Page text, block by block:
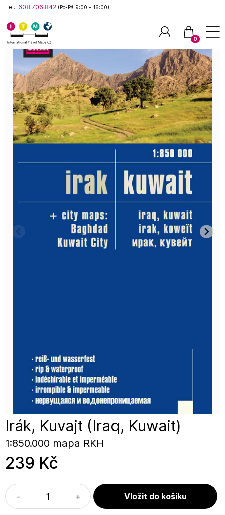
Irák, Kuvajt (Iraq, Kuwait)
1:850.000 mapa RKH
239 Kč
- +
Tel.: 608 706 842 (Po-Pá 9:00 – 16:00)
0
Hledat